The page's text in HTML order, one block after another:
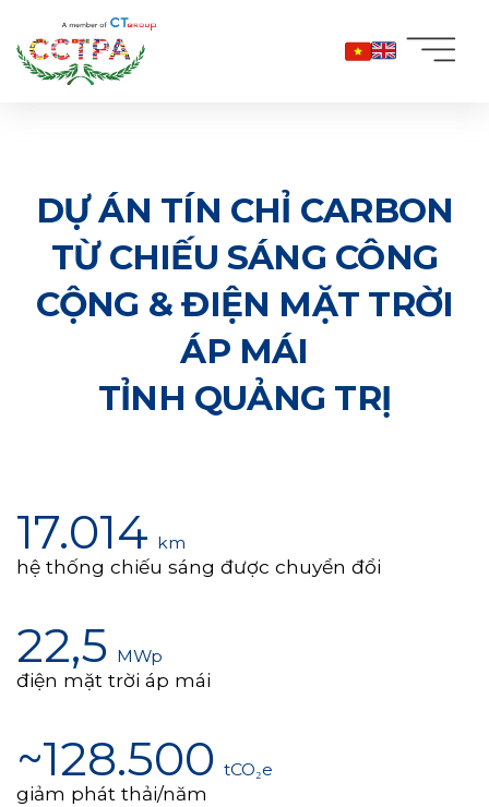
qua
nội
dung
DỰ ÁN TÍN CHỈ CARBON
TỪ CHIẾU SÁNG CÔNG
CỘNG & ĐIỆN MẶT TRỜI
ÁP MÁI
TỈNH QUẢNG TRỊ
17.014 km
hệ thống chiếu sáng được chuyển đổi
22,5 MWp
điện mặt trời áp mái
~128.500 tCO₂e
giảm phát thải/năm